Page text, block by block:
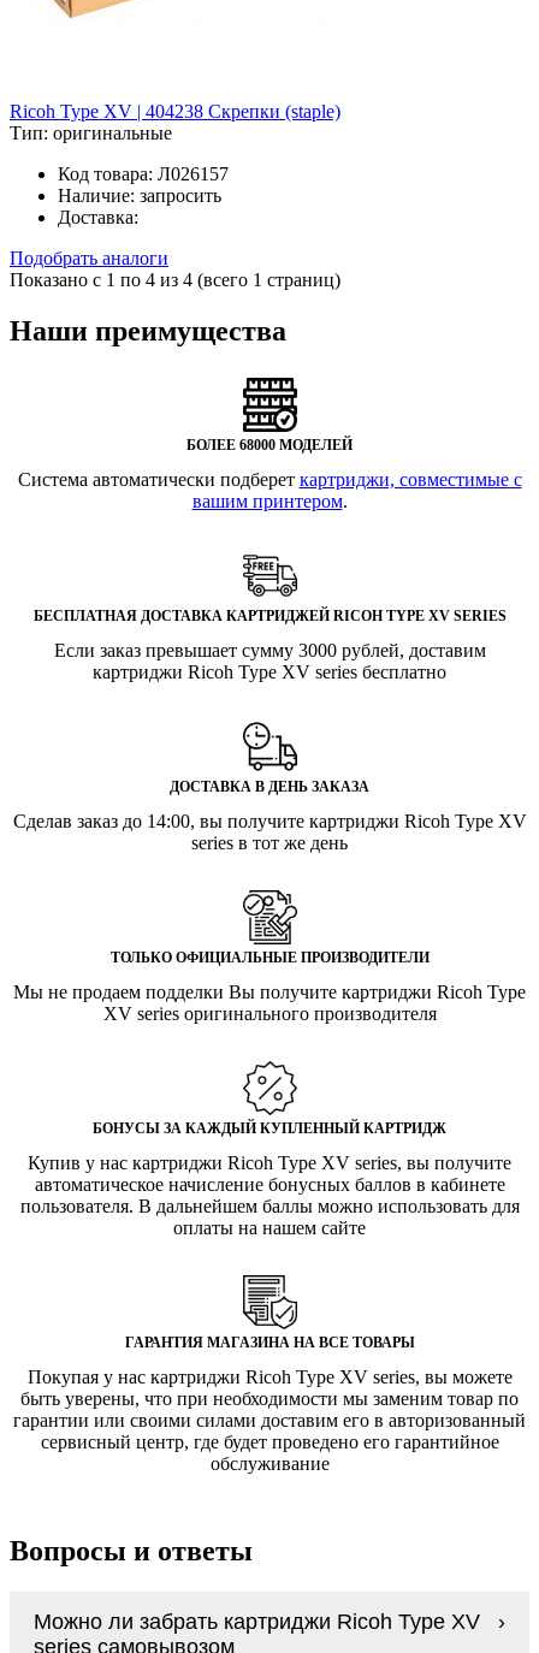
Ricoh Type XV | 404238 Скрепки (staple)
Тип: оригинальные
Код товара: Л026157
Наличие: запросить
Доставка:
Подобрать аналоги
Показано с 1 по 4 из 4 (всего 1 страниц)
Наши преимущества
БОЛЕЕ 68000 МОДЕЛЕЙ
Система автоматически подберет картриджи, совместимые с
вашим принтером.
БЕСПЛАТНАЯ ДОСТАВКА КАРТРИДЖЕЙ RICOH TYPE XV SERIES
Если заказ превышает сумму 3000 рублей, доставим
картриджи Ricoh Type XV series бесплатно
ДОСТАВКА В ДЕНЬ ЗАКАЗА
Сделав заказ до 14:00, вы получите картриджи Ricoh Type XV
series в тот же день
ТОЛЬКО ОФИЦИАЛЬНЫЕ ПРОИЗВОДИТЕЛИ
Мы не продаем подделки Вы получите картриджи Ricoh Type
XV series оригинального производителя
БОНУСЫ ЗА КАЖДЫЙ КУПЛЕННЫЙ КАРТРИДЖ
Купив у нас картриджи Ricoh Type XV series, вы получите
автоматическое начисление бонусных баллов в кабинете
пользователя. В дальнейшем баллы можно использовать для
оплаты на нашем сайте
ГАРАНТИЯ МАГАЗИНА НА ВСЕ ТОВАРЫ
Покупая у нас картриджи Ricoh Type XV series, вы можете
быть уверены, что при необходимости мы заменим товар по
гарантии или своими силами доставим его в авторизованный
сервисный центр, где будет проведено его гарантийное
обслуживание
Вопросы и ответы
Можно ли забрать картриджи Ricoh Type XV
series самовывозом